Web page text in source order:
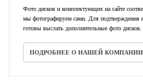
Фото дисков и комплектующих на сайте
мы фотографируем сами. Для подтверждения
готовы выслать дополнительные фото дисков.
ПОДРОБНЕЕ О НАШЕЙ КОМПАНИИ